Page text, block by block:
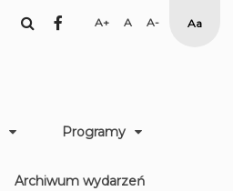
facebook
Set Set
Smaller
High
Programy
Archiwum wydarzeń